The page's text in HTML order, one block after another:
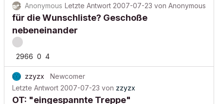
Anonymous Letzte Antwort 2007-07-23 von Anonymous
für die Wunschliste? Geschoße
nebeneinander
2966 0 4
zzyzx
Newcomer
Letzte Antwort 2007-07-23 von zzyzx
OT: "eingespannte Treppe"